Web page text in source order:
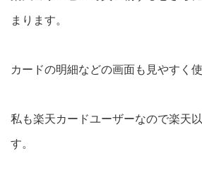
まります。
カードの明細などの画面も見やすく
私も楽天カードユーザーなので楽天
す。